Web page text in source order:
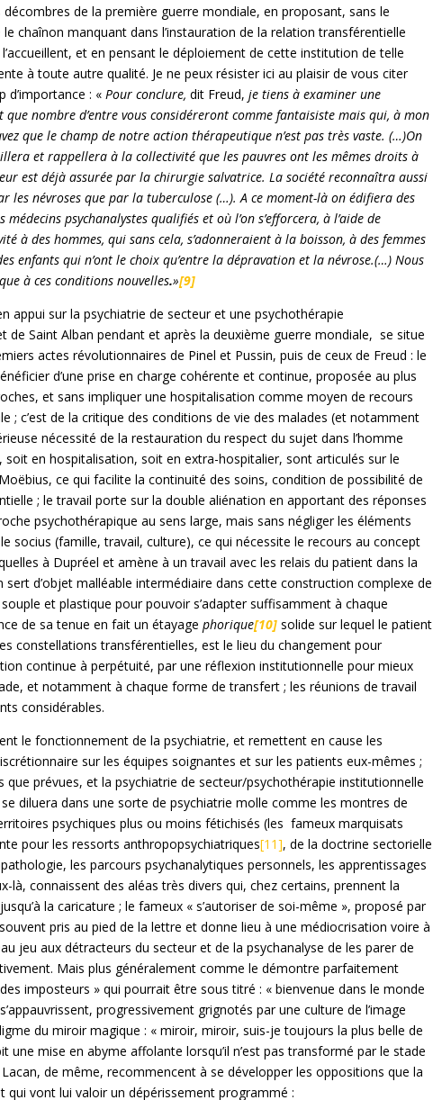
de la première guerre mondiale, en proposant, sans le
chaînon manquant dans l’instauration de la relation transférentielle
et en pensant le déploiement de cette institution de telle
à toute autre qualité. Je ne peux résister ici au plaisir de vous citer
d’importance : «Pour conclure, dit Freud, je tiens à examiner une
nombre d’entre vous considéreront comme fantaisiste mais qui, à mon
que le champ de notre action thérapeutique n’est pas très vaste. (…)On
et rappellera à la collectivité que les pauvres ont les mêmes droits à
est déjà assurée par la chirurgie salvatrice. La société reconnaîtra aussi
les névroses que par la tuberculose (…). A ce moment-là on édifiera des
psychanalystes qualifiés et où l’on s’efforcera, à l’aide de
à des hommes, qui sans cela, s’adonneraient à la boisson, à des femmes
enfants qui n’ont le choix qu’entre la dépravation et la névrose.(…) Nous
à ces conditions nouvelles.»[9]
appui sur la psychiatrie de secteur et une psychothérapie
de Saint Alban pendant et après la deuxième guerre mondiale, se situe
actes révolutionnaires de Pinel et Pussin, puis de ceux de Freud : le
d’une prise en charge cohérente et continue, proposée au plus
et sans impliquer une hospitalisation comme moyen de recours
; c’est de la critique des conditions de vie des malades (et notamment
nécessité de la restauration du respect du sujet dans l’homme
en hospitalisation, soit en extra-hospitalier, sont articulés sur le
ce qui facilite la continuité des soins, condition de possibilité de
; le travail porte sur la double aliénation en apportant des réponses
psychothérapique au sens large, mais sans négliger les éléments
socius (famille, travail, culture), ce qui nécessite le recours au concept
à Dupréel et amène à un travail avec les relais du patient dans la
d’objet malléable intermédiaire dans cette construction complexe de
et plastique pour pouvoir s’adapter suffisamment à chaque
de sa tenue en fait un étayagephorique[10] solide sur lequel le patient
constellations transférentielles, est le lieu du changement pour
continue à perpétuité, par une réflexion institutionnelle pour mieux
et notamment à chaque forme de transfert ; les réunions de travail
considérables.
le fonctionnement de la psychiatrie, et remettent en cause les
sur les équipes soignantes et sur les patients eux-mêmes ;
prévues, et la psychiatrie de secteur/psychothérapie institutionnelle
diluera dans une sorte de psychiatrie molle comme les montres de
psychiques plus ou moins fétichisés (les fameux marquisats
pour les ressorts anthropopsychiatriques[11], de la doctrine sectorielle
les parcours psychanalytiques personnels, les apprentissages
là, connaissent des aléas très divers qui, chez certains, prennent la
la caricature ; le fameux « s’autoriser de soi-même », proposé par
pris au pied de la lettre et donne lieu à une médiocrisation voire à
jeu aux détracteurs du secteur et de la psychanalyse de les parer de
Mais plus généralement comme le démontre parfaitement
imposteurs » qui pourrait être sous titré : « bienvenue dans le monde
progressivement grignotés par une culture de l’image
du miroir magique : « miroir, miroir, suis-je toujours la plus belle de
une mise en abyme affolante lorsqu’il n’est pas transformé par le stade
de même, recommencent à se développer les oppositions que la
qui vont lui valoir un dépérissement programmé :